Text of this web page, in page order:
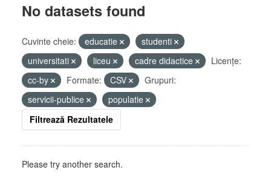
No datasets found
Cuvinte cheie: educatie
studenti
universitati
liceu cadre didactice
Licenţe:
cc-by
Formate: CSV
Grupuri:
servicii-publice
populatie
Filtrează Rezultatele
Please try another search.